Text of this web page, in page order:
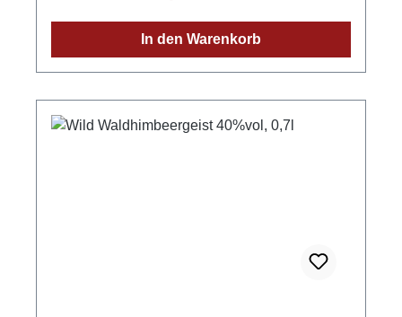
In den Warenkorb